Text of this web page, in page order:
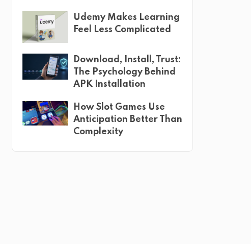
Udemy Makes Learning
Feel Less Complicated
Download, Install, Trust:
The Psychology Behind
APK Installation
How Slot Games Use
Anticipation Better Than
Complexity